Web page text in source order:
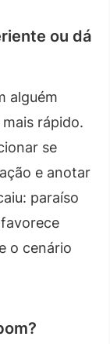
ou dá
alguém
rápido.
se
e anotar
paraíso
o cenário